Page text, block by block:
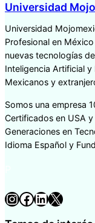
Universidad
Universidad
Profesional en
nuevas tecnologías
Inteligencia Artificial
Mexicanos y
Somos una empresa
Certificados en USA
Generaciones en
Idioma Español y
InstagramFacebook LinkedIn X